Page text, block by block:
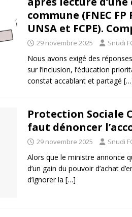
commune (FNEC FP
UNSA et FCPE).
29 novembre 2025 Snudi
Nous avons exigé des
sur l’inclusion, l’éducation
constat accablant et partagé
Protection Sociale
faut dénoncer
29 novembre 2025 Snudi
Alors que le ministre annonce
d’un gain du pouvoir d’achat
d’ignorer la […]